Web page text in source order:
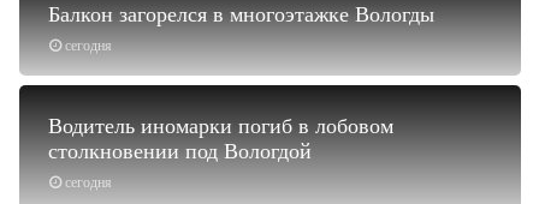
сегодня
Балкон загорелся в многоэтажке Вологды
сегодня
Водитель иномарки погиб в лобовом
столкновении под Вологдой